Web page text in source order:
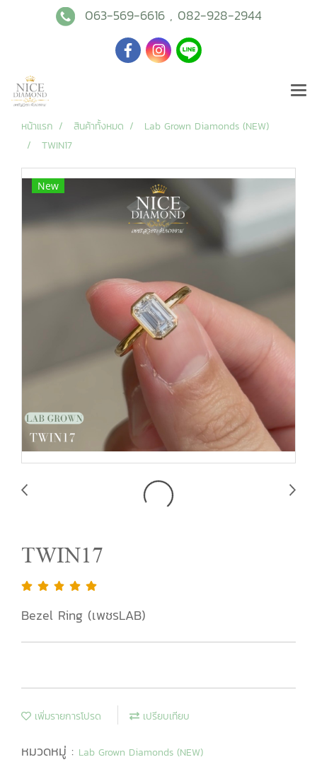
063-569-6616, 082-928-2944
หน้าแรก สินค้าทั้งหมด
Lab Grown Diamonds (NEW)
TWIN17
New
TWIN17
Bezel Ring (เพชรLAB)
เพิ่มรายการโปรด เปรียบเทียบ
หมวดหมู่ : Lab Grown Diamonds (NEW)